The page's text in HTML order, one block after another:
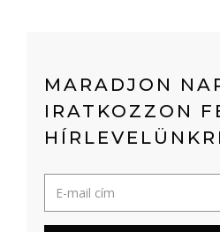
MARADJON
IRATKOZZON